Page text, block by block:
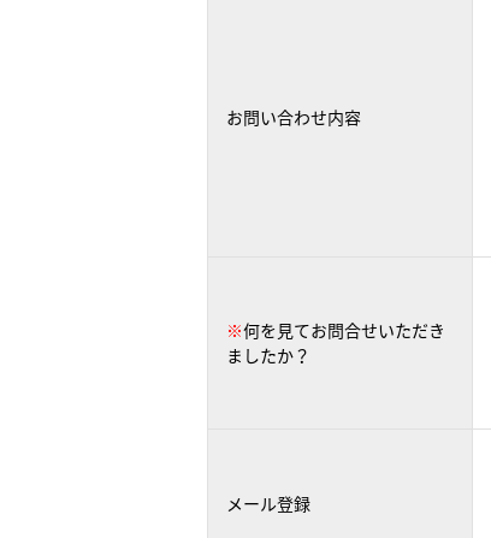
お問い合わせ内容
※何を見てお問合せいただき
ましたか？
メール登録